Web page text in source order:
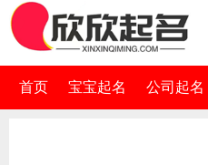
首页 宝宝起名 公司起名